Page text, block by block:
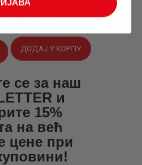
Оригинална
је
била:
0
0
рсд.
510
Тренутна
је:
510.
0
рсд.
ДОДАЈ У КОРПУ
се за наш
и
15%
на већ
цене при